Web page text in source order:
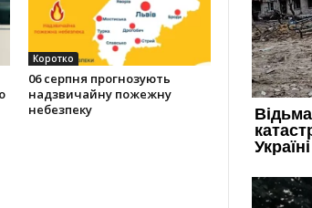
Коротко
06 серпня прогнозують
надзвичайну пожежну
небезпеку